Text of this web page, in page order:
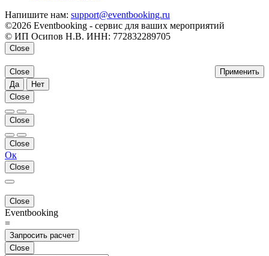
Напишите нам: support@eventbooking.ru
©2026 Eventbooking - сервис для ваших мероприятий
© ИП Осипов Н.В. ИНН: 772832289705
Close
Применить
Close
Да
Нет
Close
Close
Close
Ок
Close
Close
Eventbooking
=
Запросить расчет
Close